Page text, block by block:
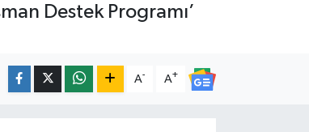
Destek Programı’
A- A+